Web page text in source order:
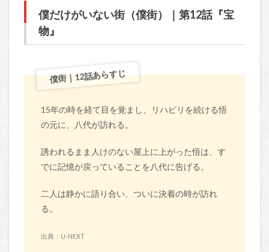
僕だけがいない街（僕街）｜第12話『宝
物』
僕街｜12話あらすじ
15年の時を経て目を覚まし、リハビリを続ける悟
の元に、八代が訪れる。
誘われるまま人けのない屋上に上がった悟は、す
でに記憶が戻っていることを八代に告げる。
二人は静かに語り合い、ついに決着の時が訪れ
る。
出典：U-NEXT